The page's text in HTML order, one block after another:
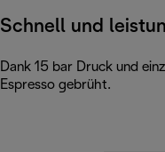
Schnell und
Dank 15 bar Druck und
Espresso gebrüht.